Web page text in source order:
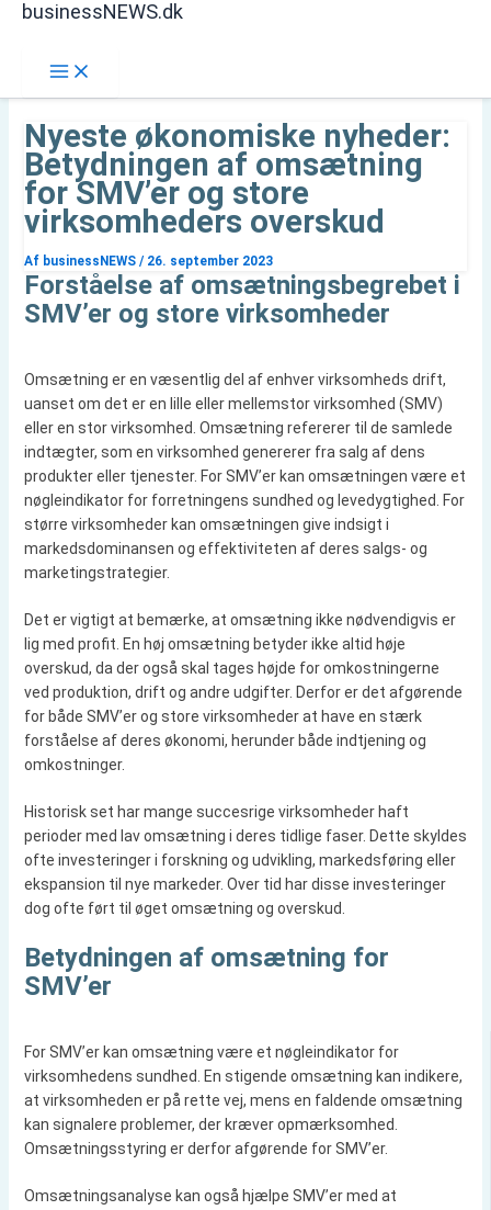
businessNEWS.dk
Nyeste økonomiske nyheder:
Betydningen af omsætning
for SMV’er og store
virksomheders overskud
Af businessNEWS / 26. september 2023
Forståelse af omsætningsbegrebet i
SMV’er og store virksomheder
Omsætning er en væsentlig del af enhver virksomheds drift,
uanset om det er en lille eller mellemstor virksomhed (SMV)
eller en stor virksomhed. Omsætning refererer til de samlede
indtægter, som en virksomhed genererer fra salg af dens
produkter eller tjenester. For SMV’er kan omsætningen være et
nøgleindikator for forretningens sundhed og levedygtighed. For
større virksomheder kan omsætningen give indsigt i
markedsdominansen og effektiviteten af deres salgs- og
marketingstrategier.
Det er vigtigt at bemærke, at omsætning ikke nødvendigvis er
lig med profit. En høj omsætning betyder ikke altid høje
overskud, da der også skal tages højde for omkostningerne
ved produktion, drift og andre udgifter. Derfor er det afgørende
for både SMV’er og store virksomheder at have en stærk
forståelse af deres økonomi, herunder både indtjening og
omkostninger.
Historisk set har mange succesrige virksomheder haft
perioder med lav omsætning i deres tidlige faser. Dette skyldes
ofte investeringer i forskning og udvikling, markedsføring eller
ekspansion til nye markeder. Over tid har disse investeringer
dog ofte ført til øget omsætning og overskud.
Betydningen af omsætning for
SMV’er
For SMV’er kan omsætning være et nøgleindikator for
virksomhedens sundhed. En stigende omsætning kan indikere,
at virksomheden er på rette vej, mens en faldende omsætning
kan signalere problemer, der kræver opmærksomhed.
Omsætningsstyring er derfor afgørende for SMV’er.
Omsætningsanalyse kan også hjælpe SMV’er med at